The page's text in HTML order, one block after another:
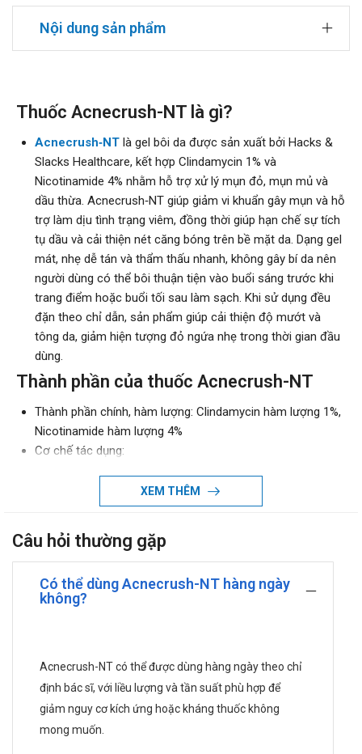
Nội dung sản phẩm
Thuốc Acnecrush-NT là gì?
Acnecrush‑NTlà gel bôi da được sản xuất bởi Hacks &
Slacks Healthcare, kết hợp Clindamycin 1% và
Nicotinamide 4% nhằm hỗ trợ xử lý mụn đỏ, mụn mủ và
dầu thừa. Acnecrush‑NT giúp giảm vi khuẩn gây mụn và hỗ
trợ làm dịu tình trạng viêm, đồng thời giúp hạn chế sự tích
tụ dầu và cải thiện nét căng bóng trên bề mặt da. Dạng gel
mát, nhẹ dễ tán và thẩm thấu nhanh, không gây bí da nên
người dùng có thể bôi thuận tiện vào buổi sáng trước khi
trang điểm hoặc buổi tối sau làm sạch. Khi sử dụng đều
đặn theo chỉ dẫn, sản phẩm giúp cải thiện độ mướt và
tông da, giảm hiện tượng đỏ ngứa nhẹ trong thời gian đầu
dùng.
Thành phần của thuốc Acnecrush-NT
Thành phần chính, hàm lượng: Clindamycin hàm lượng 1%,
Nicotinamide hàm lượng 4%
Cơ chế tác dụng:
Dược lực học:
Trong Acnecrush-NT, Clindamycin thuộc nhóm
mụn sẽ gắn vào tiểu đơn vị ribosom 50S của vi
khuẩn, làm ngừng quá trình hình thành liên kết
peptide, từ đó ức chế tổng hợp protein và kìm hãm
sự phát triển của vi khuẩn gây mụn.
thường dẫn đến hình thành mụn. Đồng thời, hoạt
chất này còn giúp làm mờ vết thâm sau mụn, góp
phần cải thiện tông màu và kết cấu bề mặt da theo
thời gian sử dụng.
XEM THÊM
Câu hỏi thường gặp
Có thể dùng Acnecrush-NT hàng ngày
không?
Acnecrush-NT có thể được dùng hàng ngày theo chỉ
định bác sĩ, với liều lượng và tần suất phù hợp để
giảm nguy cơ kích ứng hoặc kháng thuốc không
mong muốn.